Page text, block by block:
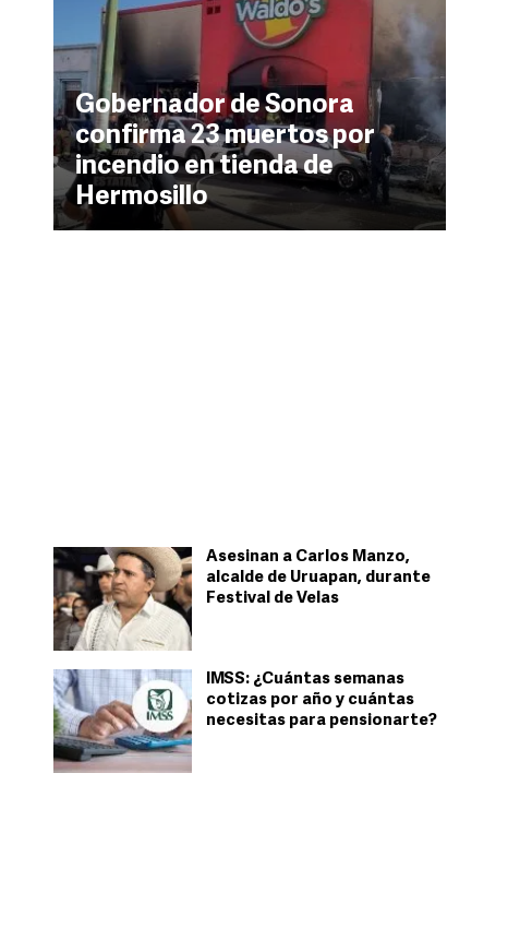
Gobernador de Sonora
confirma 23 muertos por
incendio en tienda de
Hermosillo
Asesinan a Carlos Manzo,
alcalde de Uruapan, durante
Festival de Velas
IMSS: ¿Cuántas semanas
cotizas por año y cuántas
necesitas para pensionarte?